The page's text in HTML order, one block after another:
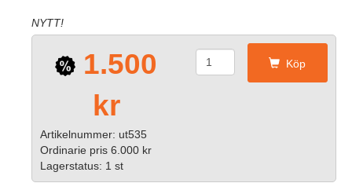
NYTT!
1.500
kr
Köp
Artikelnummer: ut535
Ordinarie pris 6.000 kr
Lagerstatus: 1 st